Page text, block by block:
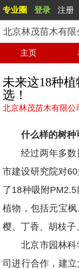
专业圈 登录 注册
北京林茂苗木有
主页
未来这18种
选！
北京林茂苗木有限公
什么样的树种
经过两年多
市建设研究院对
了18种吸附
植物，包括元宝
樱、丁香、胡枝子
北京市园林
司进行合作，建